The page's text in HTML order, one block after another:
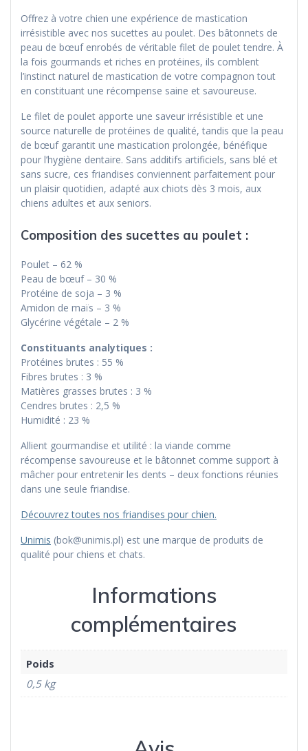
Offrez à votre chien une expérience de mastication
irrésistible avec nos sucettes au poulet. Des bâtonnets de
peau de bœuf enrobés de véritable filet de poulet tendre. À
la fois gourmands et riches en protéines, ils comblent
l’instinct naturel de mastication de votre compagnon tout
en constituant une récompense saine et savoureuse.
Le filet de poulet apporte une saveur irrésistible et une
source naturelle de protéines de qualité, tandis que la peau
de bœuf garantit une mastication prolongée, bénéfique
pour l’hygiène dentaire. Sans additifs artificiels, sans blé et
sans sucre, ces friandises conviennent parfaitement pour
un plaisir quotidien, adapté aux chiots dès 3 mois, aux
chiens adultes et aux seniors.
Composition des sucettes au poulet :
Poulet – 62 %
Peau de bœuf – 30 %
Protéine de soja – 3 %
Amidon de maïs – 3 %
Glycérine végétale – 2 %
Constituants analytiques :
Protéines brutes : 55 %
Fibres brutes : 3 %
Matières grasses brutes : 3 %
Cendres brutes : 2,5 %
Humidité : 23 %
Allient gourmandise et utilité : la viande comme
récompense savoureuse et le bâtonnet comme support à
mâcher pour entretenir les dents – deux fonctions réunies
dans une seule friandise.
Découvrez toutes nos friandises pour chien.
Unimis (bok@unimis.pl) est une marque de produits de
qualité pour chiens et chats.
Informations
complémentaires
Poids
0,5 kg